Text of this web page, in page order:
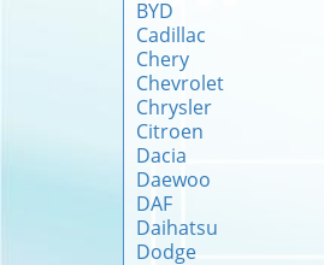
BYD
Cadillac
Chery
Chevrolet
Chrysler
Citroen
Dacia
Daewoo
DAF
Daihatsu
Dodge